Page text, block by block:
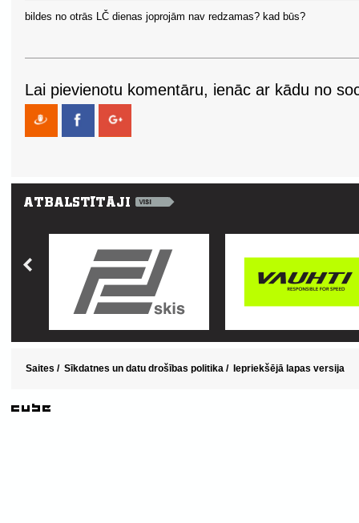
bildes no otrās LČ dienas joprojām nav redzamas? kad būs?
Lai pievienotu komentāru, ienāc ar kādu no
Saites / Sīkdatnes un datu drošības politika / Iepriekšējā lapas versija